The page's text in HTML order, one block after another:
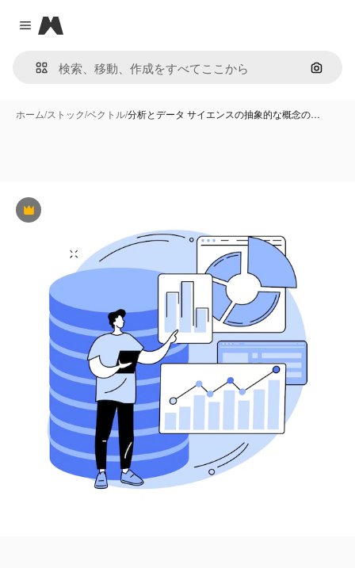
Close menu
Magnific
画像で
ホーム/ストック/ベクトル/分析とデータ サイエンスの抽象的な概念の…
Premium